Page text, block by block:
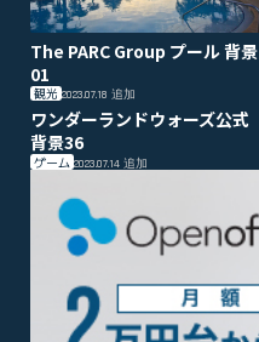
The PARC Group プール 背景
01
観光 2023.07.18 追加
ワンダーランドウォーズ公式
背景36
ゲーム 2023.07.14 追加